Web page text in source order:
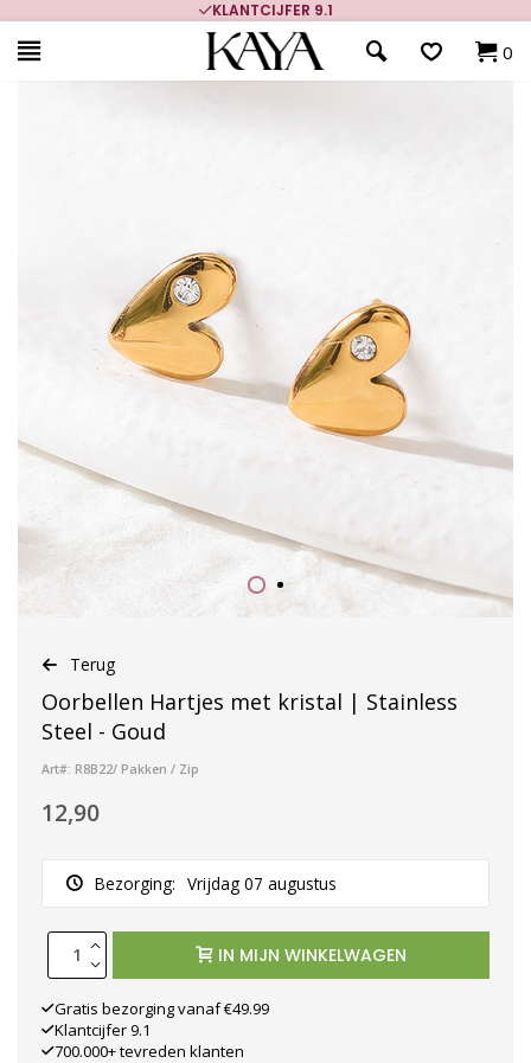
KLANTCIJFER 9.1
0
Terug
Oorbellen Hartjes met kristal | Stainless
Steel - Goud
Art#: R8B22/ Pakken / Zip
12,90
Bezorging: Vrijdag 07 augustus
IN MIJN WINKELWAGEN
Gratis bezorging vanaf €49.99
Klantcijfer 9.1
700.000+ tevreden klanten